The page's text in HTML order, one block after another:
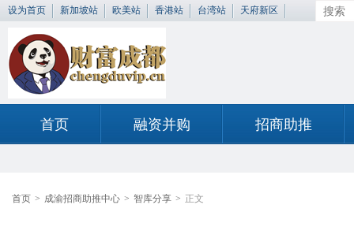
设为首页 新加坡站 欧美站 香港站 台湾站 天府新区
首页 融资并购 招商助推
首页 > 成渝招商助推中心 > 智库分享 > 正文